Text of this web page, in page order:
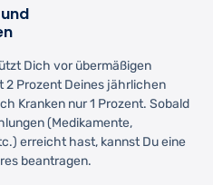
Dich vor übermäßigen
2 Prozent Deines jährlichen
Kranken nur 1 Prozent. Sobald
(Medikamente,
erreicht hast, kannst Du eine
beantragen.